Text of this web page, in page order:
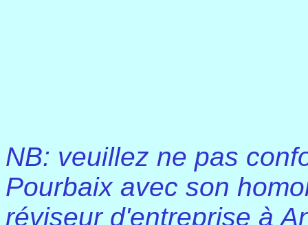
NB: veuillez ne pas
Pourbaix avec son
réviseur d'entreprise à